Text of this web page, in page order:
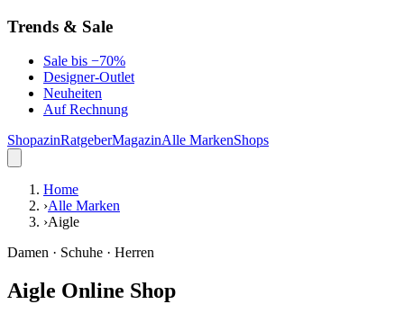
Trends & Sale
Sale bis −70%
Designer-Outlet
Neuheiten
Auf Rechnung
ShopazinRatgeberMagazinAlle MarkenShops
Home
›Alle Marken
›Aigle
Damen · Schuhe · Herren
Aigle Online Shop